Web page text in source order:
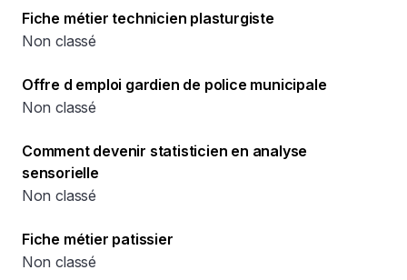
Fiche métier technicien plasturgiste
Non classé
Offre d emploi gardien de police municipale
Non classé
Comment devenir statisticien en analyse
sensorielle
Non classé
Fiche métier patissier
Non classé